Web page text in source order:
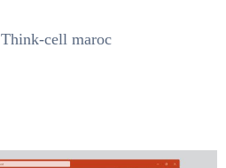
Think-cell maroc